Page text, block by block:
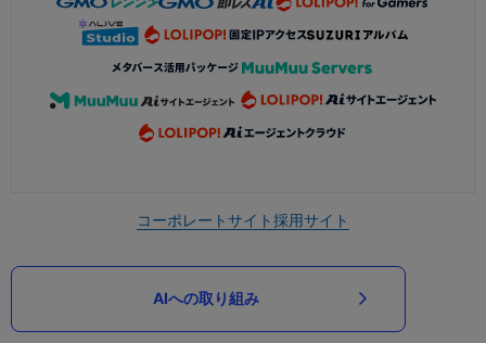
コーポレートサイト採用サイト
AIへの取り組み